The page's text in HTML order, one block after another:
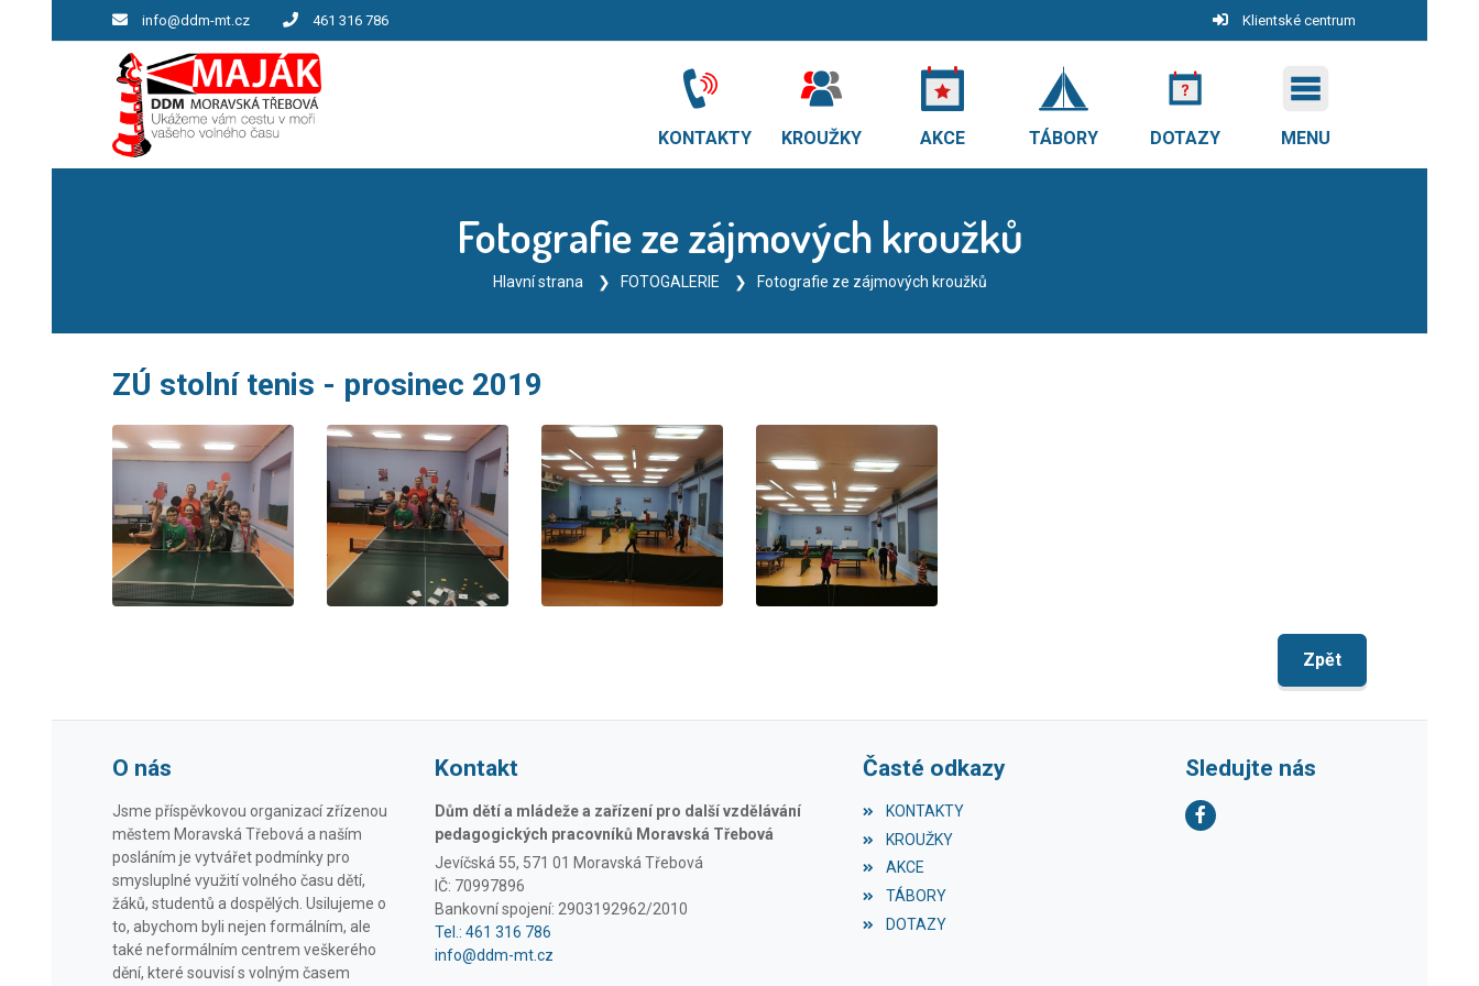
info@ddm-mt.cz 461 316 786 Klientské centrum
KONTAKTY KROUŽKY AKCE TÁBORY DOTAZY MENU
Fotografie ze zájmových kroužků
Hlavní strana FOTOGALERIE Fotografie ze zájmových kroužků
ZÚ stolní tenis - prosinec 2019
Zpět
O nás
Jsme příspěvkovou organizací zřízenou
městem Moravská Třebová a naším
posláním je vytvářet podmínky pro
smysluplné využití volného času dětí,
žáků, studentů a dospělých. Usilujeme o
to, abychom byli nejen formálním, ale
také neformálním centrem veškerého
dění, které souvisí s volným časem
Kontakt
Dům dětí a mládeže a zařízení pro další vzdělávání
pedagogických pracovníků Moravská Třebová
Jevíčská 55, 571 01 Moravská Třebová
IČ: 70997896
Bankovní spojení: 2903192962/2010
Tel.: 461 316 786
info@ddm-mt.cz
Časté odkazy
KONTAKTY
KROUŽKY
AKCE
TÁBORY
DOTAZY
Sledujte nás